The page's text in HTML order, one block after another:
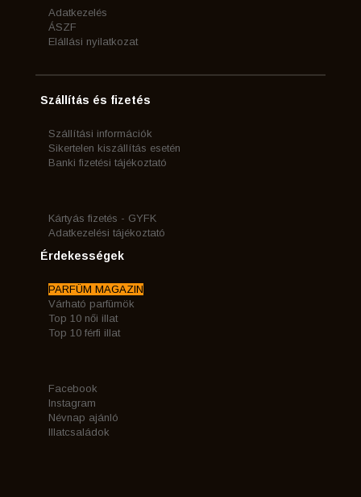
Adatkezelés
ÁSZF
Elállási nyilatkozat
Szállítás és fizetés
Szállítási információk
Sikertelen kiszállítás esetén
Banki fizetési tájékoztató
Kártyás fizetés - GYFK
Adatkezelési tájékoztató
Érdekességek
PARFÜM MAGAZIN
Várható parfümök
Top 10 női illat
Top 10 férfi illat
Facebook
Instagram
Névnap ajánló
Illatcsaládok